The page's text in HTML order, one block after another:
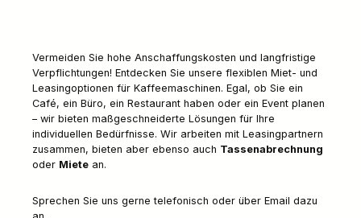
Vermeiden Sie hohe Anschaffungskosten und langfristige
Verpflichtungen! Entdecken Sie unsere flexiblen Miet- und
Leasingoptionen für Kaffeemaschinen. Egal, ob Sie ein
Café, ein Büro, ein Restaurant haben oder ein Event planen
– wir bieten maßgeschneiderte Lösungen für Ihre
individuellen Bedürfnisse. Wir arbeiten mit Leasingpartnern
zusammen, bieten aber ebenso auch Tassenabrechnung
oder Miete an.
Sprechen Sie uns gerne telefonisch oder über Email dazu